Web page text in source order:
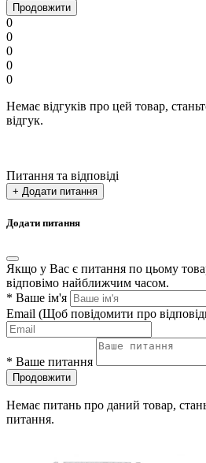
Продовжити
0
0
0
0
0
Немає відгуків про цей товар,
відгук.
Питання та відповіді
+ Додати питання
Додати питання
Якщо у Вас є питання по цьому
відповімо найближчим часом.
* Ваше ім'я
Email (Щоб повідомити про
* Ваше питання
Продовжити
Немає питань про даний товар,
питання.